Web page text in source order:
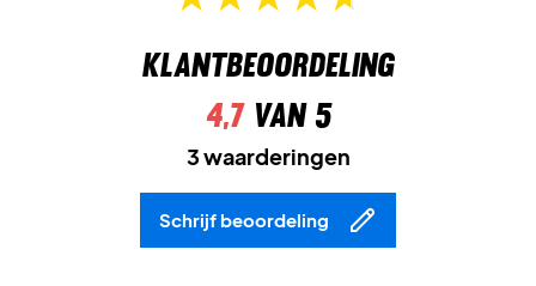
Klantbeoordeling
4,7van 5
3 waarderingen
Schrijf beoordeling